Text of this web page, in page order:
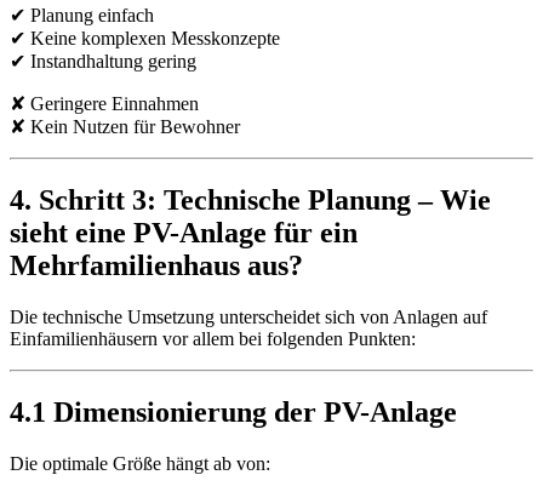
✔ Planung einfach
✔ Keine komplexen Messkonzepte
✔ Instandhaltung gering
✘ Geringere Einnahmen
✘ Kein Nutzen für Bewohner
4. Schritt 3: Technische Planung – Wie
sieht eine PV-Anlage für ein
Mehrfamilienhaus aus?
Die technische Umsetzung unterscheidet sich von Anlagen auf
Einfamilienhäusern vor allem bei folgenden Punkten:
4.1 Dimensionierung der PV-Anlage
Die optimale Größe hängt ab von: